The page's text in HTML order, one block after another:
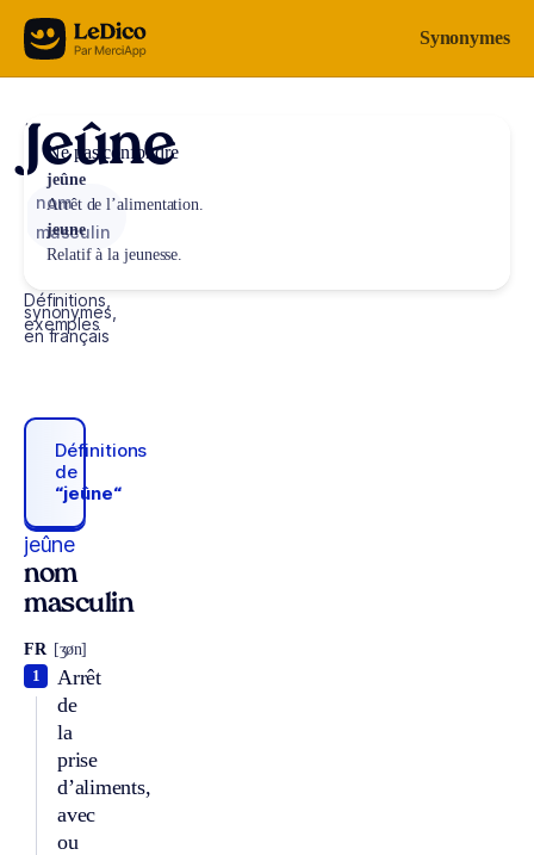
Aller au contenu Synonymes
Jeûne
nom
masculin
Définitions,
synonymes,
exemples
en français
Définitions
de
“jeûne“
jeûne
nom
masculin
FR [ʒøn]
Arrêt
de
la
prise
d’aliments,
avec
ou
1
Ne pas confondre
jeûne
Arrêt de l’alimentation.
jeune
Relatif à la jeunesse.